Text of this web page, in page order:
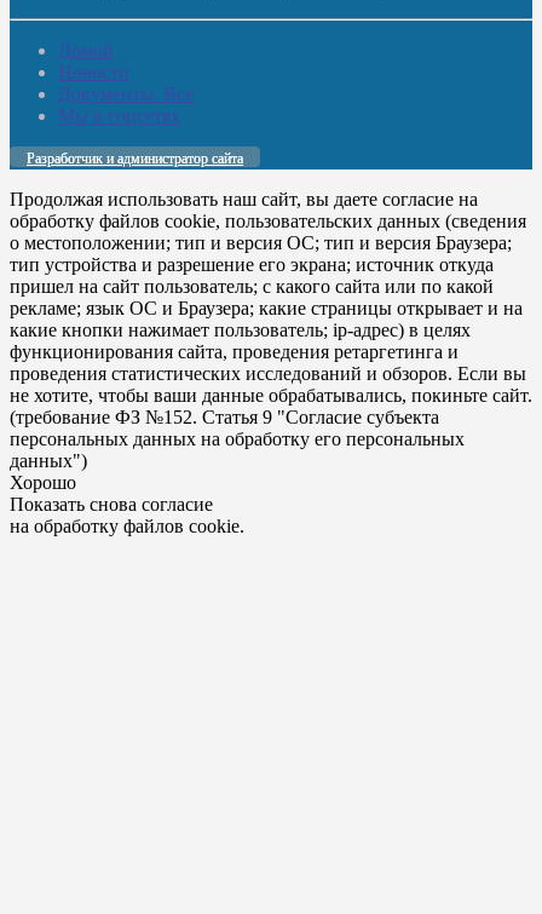
Домой
Новости
Документы. Все
Мы в соцсетях
Разработчик и администратор сайта
Продолжая использовать наш сайт, вы даете согласие на
обработку файлов cookie, пользовательских данных (сведения
о местоположении; тип и версия ОС; тип и версия Браузера;
тип устройства и разрешение его экрана; источник откуда
пришел на сайт пользователь; с какого сайта или по какой
рекламе; язык ОС и Браузера; какие страницы открывает и на
какие кнопки нажимает пользователь; ip-адрес) в целях
функционирования сайта, проведения ретаргетинга и
проведения статистических исследований и обзоров. Если вы
не хотите, чтобы ваши данные обрабатывались, покиньте сайт.
(требование ФЗ №152. Статья 9 "Согласие субъекта
персональных данных на обработку его персональных
данных")
Хорошо
Показать снова согласие
на обработку файлов cookie.